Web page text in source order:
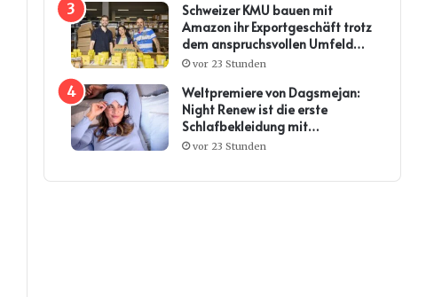
Schweizer KMU bauen mit
Amazon ihr Exportgeschäft trotz
dem anspruchsvollen Umfeld
weiter aus
vor 23 Stunden
Weltpremiere von Dagsmejan:
Night Renew ist die erste
Schlafbekleidung mit
Kollagenwirkung
vor 23 Stunden